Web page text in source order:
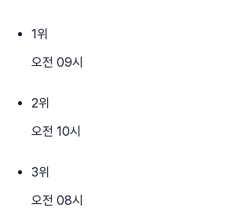
1위
오전 09시
2위
오전 10시
3위
오전 08시